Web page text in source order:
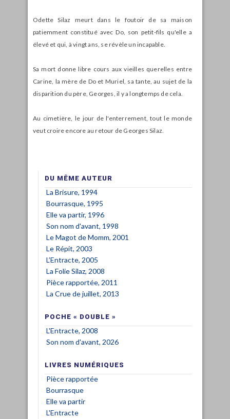
Odette Silaz meurt dans le foutoir de sa maison
patiemment constitué avec Do, son petit-fils qu'elle a
élevé et qui, à vingt ans, se révèle un incapable.
Sa mort donne libre cours aux vieilles querelles entre
Carine, la mère de Do et Muriel, sa tante, au sujet de la
disparition du père, Georges, il y a longtemps de cela.
Au cimetière, le jour de l'enterrement, tout le monde
veut croire encore au retour de Georges Silaz.
DU MÊME AUTEUR
La Brisure, 1994
Bourrasque, 1995
Elle va partir, 1996
Son nom d'avant, 1998
Le Magot de Momm, 2001
Le Répit, 2003
L’Entracte, 2005
La Folie Silaz, 2008
Pièce rapportée, 2011
La Crue de juillet, 2013
POCHE « DOUBLE »
L'Entracte, 2008
Son nom d'avant, 2026
LIVRES NUMÉRIQUES
Pièce rapportée
Bourrasque
Elle va partir
L'Entracte